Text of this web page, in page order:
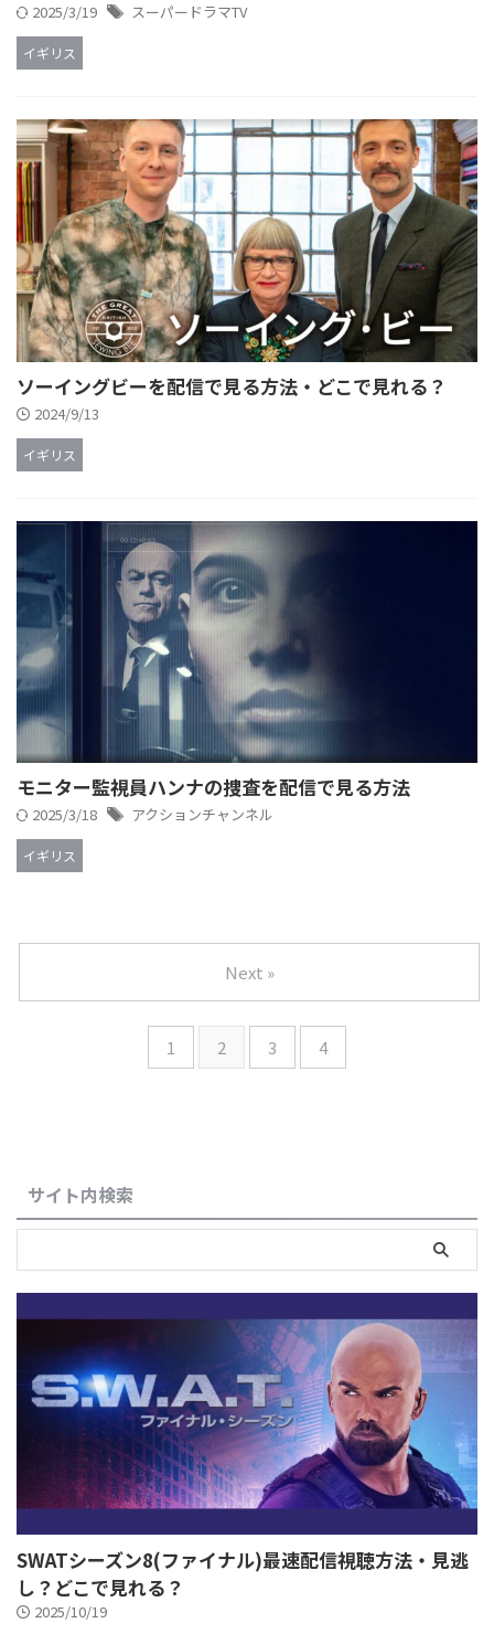
2025/3/19 スーパードラマTV
イギリス
ソーイングビーを配信で見る方法・どこで見れる？
2024/9/13
イギリス
モニター監視員ハンナの捜査を配信で見る方法
2025/3/18 アクションチャンネル
イギリス
1 2 3 4
Next »
サイト内検索
SWATシーズン8(ファイナル)最速配信視聴方法・見逃
し？どこで見れる？
2025/10/19